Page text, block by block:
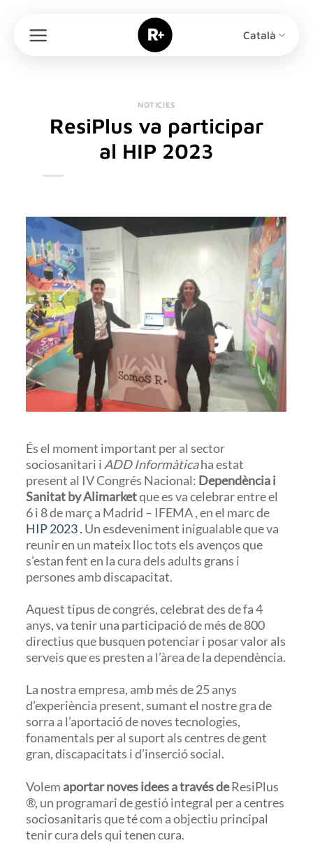
content
Català
NOTICIES
ResiPlus va participar
al HIP 2023
És el moment important per al sector
sociosanitari i ADD Informàticaha estat
present al IV Congrés Nacional: Dependència i
Sanitat by Alimarketque es va celebrar entre el
6 i 8 de març a Madrid – IFEMA , en el marc de
HIP 2023. Un esdeveniment inigualable que va
reunir en un mateix lloc tots els avenços que
s’estan fent en la cura dels adults grans i
persones amb discapacitat.
Aquest tipus de congrés, celebrat des de fa 4
anys, va tenir una participació de més de 800
directius que busquen potenciar i posar valor als
serveis que es presten a l’àrea de la dependència.
La nostra empresa, amb més de 25 anys
d’experiència present, sumant el nostre gra de
sorra a l’aportació de noves tecnologies,
fonamentals per al suport als centres de gent
gran, discapacitats i d’inserció social.
Volem aportar noves idees a través deResiPlus
®, un programari de gestió integral per a centres
sociosanitaris que té com a objectiu principal
tenir cura dels qui tenen cura.